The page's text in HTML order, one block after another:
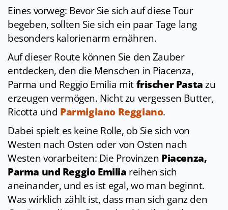
Eines vorweg: Bevor Sie sich auf diese Tour
begeben, sollten Sie sich ein paar Tage lang
besonders kalorienarm ernähren.
Auf dieser Route können Sie den Zauber
entdecken, den die Menschen in Piacenza,
Parma und Reggio Emilia mitfrischer Pastazu
erzeugen vermögen. Nicht zu vergessen Butter,
Ricotta und Parmigiano Reggiano.
Dabei spielt es keine Rolle, ob Sie sich von
Westen nach Osten oder von Osten nach
Westen vorarbeiten: Die Provinzen Piacenza,
Parma und Reggio Emilia reihen sich
aneinander, und es ist egal, wo man beginnt.
Was wirklich zählt ist, dass man sich ganz den